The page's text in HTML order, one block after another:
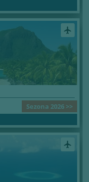
airplanemode_active
Sezona 2026 >>
airplanemode_active